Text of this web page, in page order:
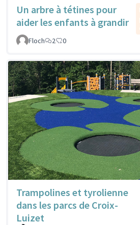
Un arbre à tétines pour
aider les enfants à grandir
Floch
2 0
Trampolines et tyrolienne
dans les parcs de Croix-
Luizet